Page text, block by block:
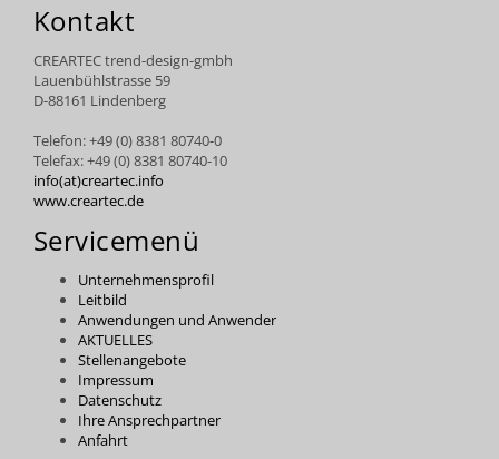
Kontakt
CREARTEC trend-design-gmbh
Lauenbühlstrasse 59
D-88161 Lindenberg
Telefon: +49 (0) 8381 80740-0
Telefax: +49 (0) 8381 80740-10
info(at)creartec.info
www.creartec.de
Servicemenü
Unternehmensprofil
Leitbild
Anwendungen und Anwender
AKTUELLES
Stellenangebote
Impressum
Datenschutz
Ihre Ansprechpartner
Anfahrt